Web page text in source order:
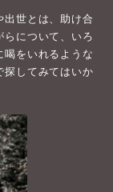
世とは、助け合
らについて、いろ
喝をいれるような
探してみてはいか